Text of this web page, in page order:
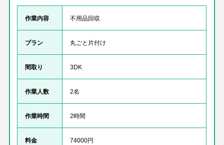
作業内容 不用品回収
プラン 丸ごと片付け
間取り 3DK
作業人数 2名
作業時間 2時間
料金 74000円